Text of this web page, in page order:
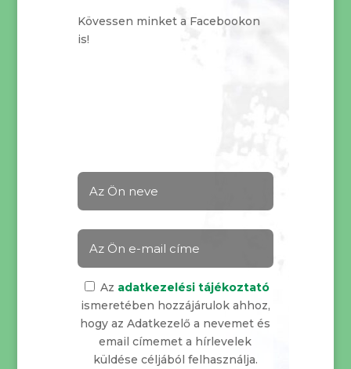
Kövessen minket a Facebookon
is!
Az adatkezelési tájékoztató
ismeretében hozzájárulok ahhoz,
hogy az Adatkezelő a nevemet és
email címemet a hírlevelek
küldése céljából felhasználja.